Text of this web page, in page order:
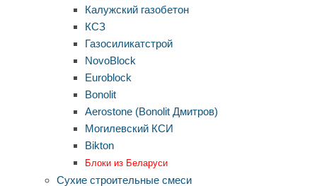
Калужский газобетон
КСЗ
Газосиликатстрой
NovoBlock
Euroblock
Bonolit
Aerostone (Bonolit Дмитров)
Могилевский КСИ
Bikton
Блоки из Беларуси
Сухие строительные смеси